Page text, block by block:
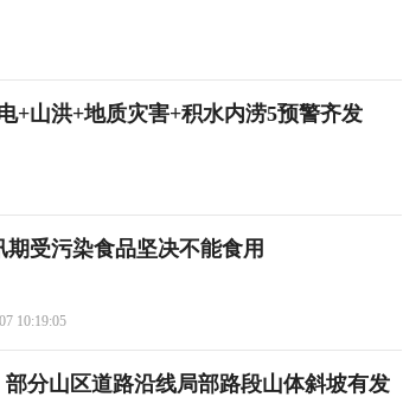
+山洪+地质灾害+积水内涝5预警齐发
受污染食品坚决不能食用
10:19:05
分山区道路沿线局部路段山体斜坡有发